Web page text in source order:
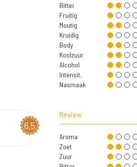
Bitter
Fruitig
Moutig
Kruidig
Body
Koolzuur
Alcohol
Intensit.
Nasmaak
6,5
Review
Aroma
Zoet
Zuur